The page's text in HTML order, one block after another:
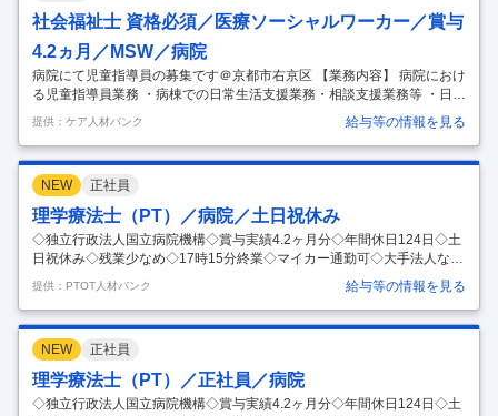
社会福祉士 資格必須／医療ソーシャルワーカー／賞与
4.2ヵ月／MSW／病院
病院にて児童指導員の募集です＠京都市右京区 【業務内容】 病院におけ
る児童指導員業務 ・病棟での日常生活支援業務・相談支援業務等 ・日中
活動、趣味活動支援障害福祉サービスの利用調整 【応募条件】 社会福祉
士 精神保健福祉士 【施設形態】 病院 【募集資格】 社会福祉士 お気軽に
お問い合わせください。…
提供：ケア人材バンク 給与等の情報を見る
NEW 正社員
理学療法士（PT）／病院／土日祝休み
◇独立行政法人国立病院機構◇賞与実績4.2ヶ月分◇年間休日124日◇土
日祝休み◇残業少なめ◇17時15分終業◇マイカー通勤可◇大手法人なら
ではの充実した福利厚生と教育体制のもとで経験が積める病院です。
【給与】 【月給】213,800円-213,800円 ［内訳］ ・基本給 213,800円-2
13,800円 【特記事項】 特殊業務手当 20,800円 4.20カ月分/年 年2回 4.2
0ヶ月分 【コメント】 ・福島県いわき市に位置し、全国にネットワーク
を持つ独立行政法人国立病院機構が運営する病院です。 ・入院および外
来の患者様に対する機能訓練業務全般を担当し、大手法人ならではの質
の高い医療現…
提供：PTOT人材バンク 給与等の情報を見る
NEW 正社員
理学療法士（PT）／正社員／病院
◇独立行政法人国立病院機構◇賞与実績4.2ヶ月分◇年間休日124日◇土